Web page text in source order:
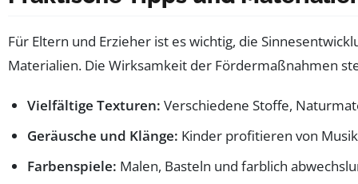
Für Eltern und Erzieher ist es wichtig, die
Materialien. Die Wirksamkeit der Fördermaßnahmen
Vielfältige Texturen: Verschiedene Stoffe,
Geräusche und Klänge: Kinder profitieren von
Farbenspiele: Malen, Basteln und farblich